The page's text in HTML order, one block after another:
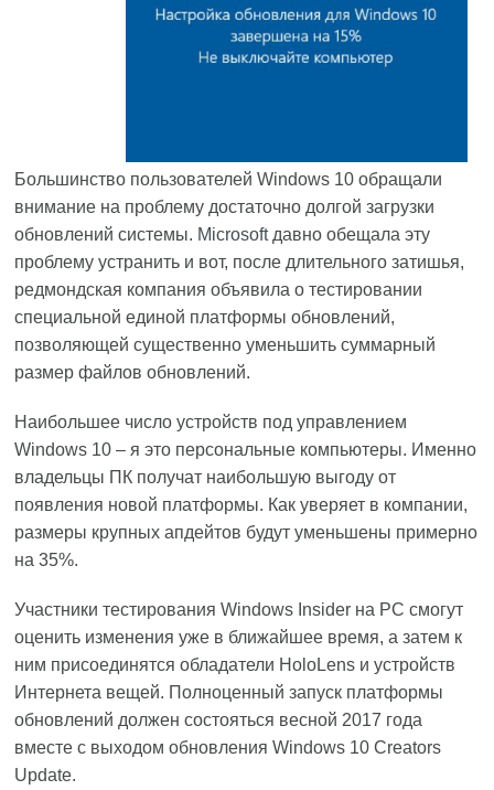
Большинство пользователей Windows 10 обращали
внимание на проблему достаточно долгой загрузки
обновлений системы. Microsoftдавно обещала эту
проблему устранить и вот, после длительного затишья,
редмондская компания объявила о тестировании
специальной единой платформы обновлений,
позволяющей существенно уменьшить суммарный
размер файлов обновлений.
Наибольшее число устройств под управлением
Windows 10 – я это персональные компьютеры. Именно
владельцы ПК получат наибольшую выгоду от
появления новой платформы. Как уверяет в компании,
размеры крупных апдейтов будут уменьшены примерно
на 35%.
Участники тестирования Windows Insider на PC смогут
оценить изменения уже в ближайшее время, а затем к
ним присоединятся обладатели HoloLens и устройств
Интернета вещей. Полноценный запуск платформы
обновлений должен состояться весной 2017 года
вместе с выходом обновления Windows 10 Creators
Update.